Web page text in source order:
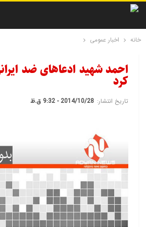
خانه اخبار عمومی
احمد شهید ادعاهای ضد
کرد
تاریخ انتشار: 2014/10/28 - 9:32 ق.ظ